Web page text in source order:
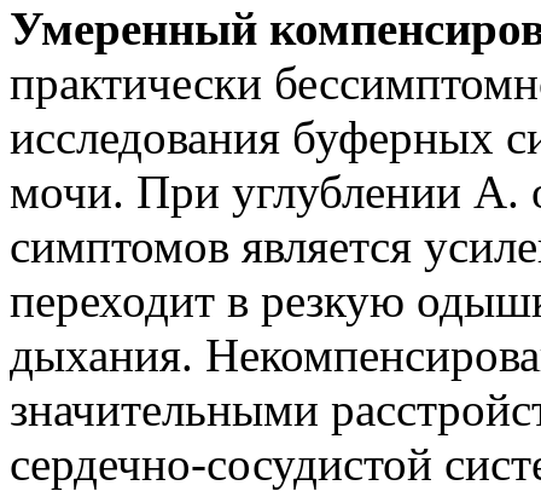
Умеренный
практически
исследования буферных
мочи. При углублении А.
симптомов является
переходит в резкую
дыхания.
значительными
сердечно-сосудистой